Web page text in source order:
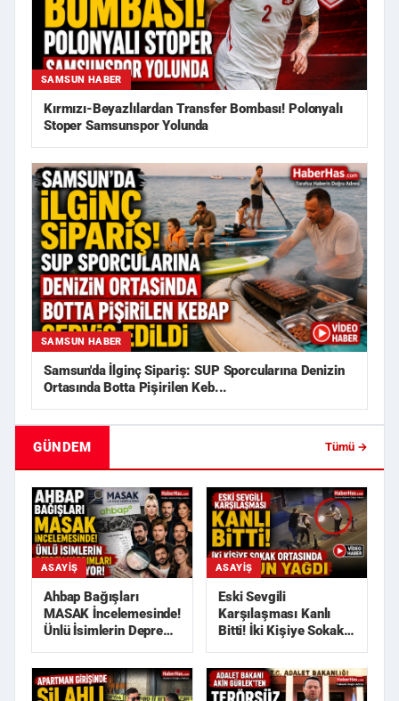
SAMSUN HABER
Kırmızı-Beyazlılardan Transfer Bombası! Polonyalı
Stoper Samsunspor Yolunda
SAMSUN HABER
Samsun'da İlginç Sipariş: SUP Sporcularına Denizin
Ortasında Botta Pişirilen Keb...
GÜNDEM Tümü →
ASAYIŞ
Ahbap Bağışları
MASAK İncelemesinde!
Ünlü İsimlerin Deprem
ASAYIŞ
Eski Sevgili
Karşılaşması Kanlı
Bitti! İki Kişiye Sokak